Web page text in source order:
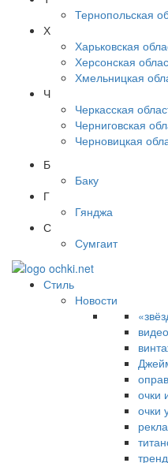
Тернопольская
Х
Харьковская
Херсонская
Хмельницкая
Ч
Черкасская
Черниговская
Черновицкая
Б
Баку
Г
Гянджа
С
Сумгаит
Стиль
Новости
видео
очки
очки